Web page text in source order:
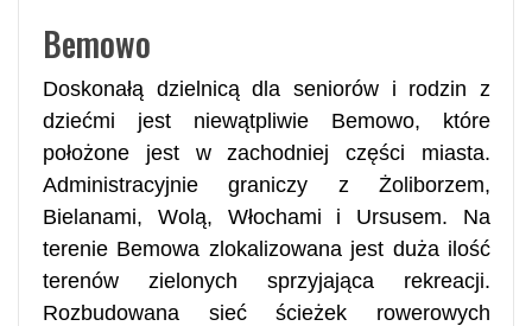
Bemowo
Doskonałą dzielnicą dla seniorów i rodzin z
dziećmi jest niewątpliwie Bemowo, które
położone jest w zachodniej części miasta.
Administracyjnie graniczy z Żoliborzem,
Bielanami, Wolą, Włochami i Ursusem. Na
terenie Bemowa zlokalizowana jest duża ilość
terenów zielonych sprzyjająca rekreacji.
Rozbudowana sieć ścieżek rowerowych